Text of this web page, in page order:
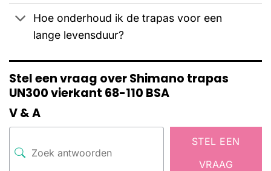
Hoe onderhoud ik de trapas voor een
lange levensduur?
Stel een vraag over Shimano trapas
UN300 vierkant 68-110 BSA
V & A
STEL EEN
VRAAG